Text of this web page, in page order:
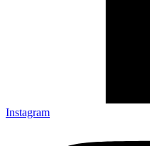
Instagram